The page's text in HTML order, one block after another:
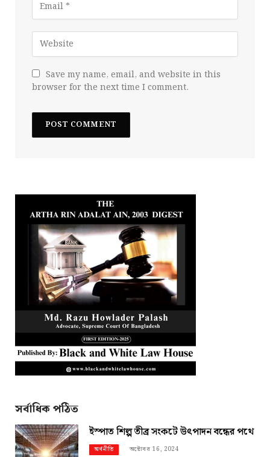
Save my name, email, and website in this
browser for the next time I comment.
সর্বাধিক পঠিত
ইস্পাত শিল্প তীব্র সংকটে উৎপাদন বন্ধের পথে
অর্থনীতি অক্টোবর 16, 2024